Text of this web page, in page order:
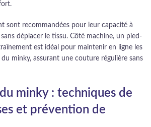
sont recommandées pour leur capacité à
déplacer le tissu. Côté machine, un pied-
est idéal pour maintenir en ligne les
minky, assurant une couture régulière sans
minky : techniques de
et prévention de